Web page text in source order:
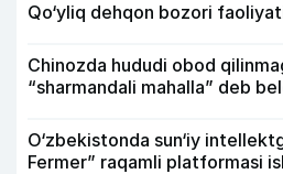
Qo‘yliq dehqon bozori
Chinozda hududi obod
“sharmandali mahalla” deb
O‘zbekistonda sun‘iy
Fermer” raqamli platformasi